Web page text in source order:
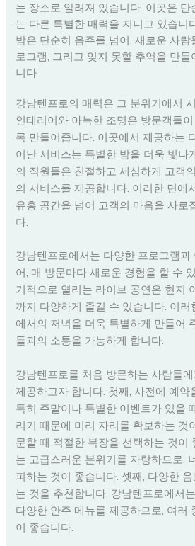
는 장소로 알려져 있습니다. 이곳은
는 다른 특별한 매력을 지니고 있습니
밤은 단순히 음주를 넘어, 새로운 사
로그램, 그리고 잊지 못할 추억을 만들
니다.
강남텐프로의 매력은 그 분위기에서
인테리어와 아늑한 조명은 방문객들
록 만들어줍니다. 이곳에서 제공하는
어난 서비스는 특별한 밤을 더욱 빛나
의 직원들은 친절하고 세심하게 고객
의 서비스를 제공합니다. 이러한 면에
유흥 공간을 넘어 고객의 마음을 사로
다.
강남텐프로에서는 다양한 프로그램과
어, 매 방문마다 새로운 경험을 할 수
기적으로 열리는 라이브 공연은 현지
까지 다양하게 즐길 수 있습니다. 이
에서의 저녁을 더욱 특별하게 만들어
들과의 소통을 가능하게 합니다.
강남텐프로를 처음 방문하는 사람들
제공하고자 합니다. 첫째, 사전에 예약
특히 주말이나 특별한 이벤트가 있을
리기 때문에 미리 자리를 확보하는 것
문할 때 적절한 복장을 선택하는 것이
는 고급스러운 분위기를 자랑하므로,
피하는 것이 좋습니다. 셋째, 다양한
는 것을 추천합니다. 강남텐프로에서
다양한 안주 메뉴를 제공하므로, 여러
이 좋습니다.